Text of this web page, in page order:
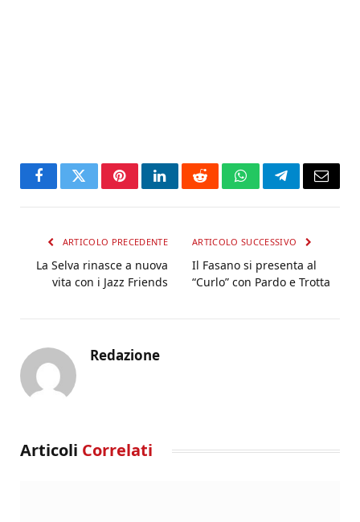
FacebookTwitterPinterestLinkedInRedditWhatsAppTelegramEmail
ARTICOLO PRECEDENTE
La Selva rinasce a nuova
vita con i Jazz Friends
ARTICOLO SUCCESSIVO
Il Fasano si presenta al
“Curlo” con Pardo e Trotta
Redazione
Articoli Correlati